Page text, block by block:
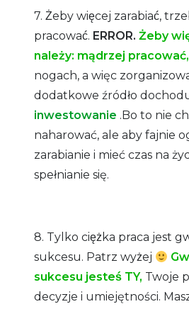
7. Żeby więcej zarabiać,
pracować. ERROR. Żeby
należy: mądrzej pracować,
nogach, a więc
dodatkowe źródło
inwestowanie .Bo to nie
naharować, ale aby fajnie
zarabianie i mieć czas na
spełnianie się.
8. Tylko ciężka praca jest
sukcesu. Patrz wyżej
sukcesu jesteś TY, Twoje
decyzje i umiejętności.